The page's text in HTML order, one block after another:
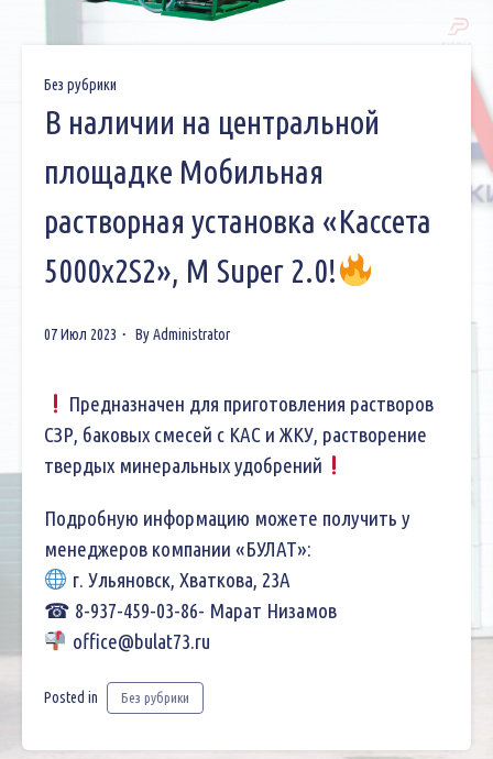
Без рубрики
В наличии на центральной
площадке Мобильная
растворная установка «Кассета
5000х2S2», М Super 2.0!
07 Июл 2023 ByAdministrator
Предназначен для приготовления растворов
СЗР, баковых смесей с КАС и ЖКУ, растворение
твердых минеральных удобрений
Подробную информацию можете получить у
менеджеров компании «БУЛАТ»:
г. Ульяновск, Хваткова, 23А
☎ 8-937-459-03-86- Марат Низамов
office@bulat73.ru
Posted in Без рубрики